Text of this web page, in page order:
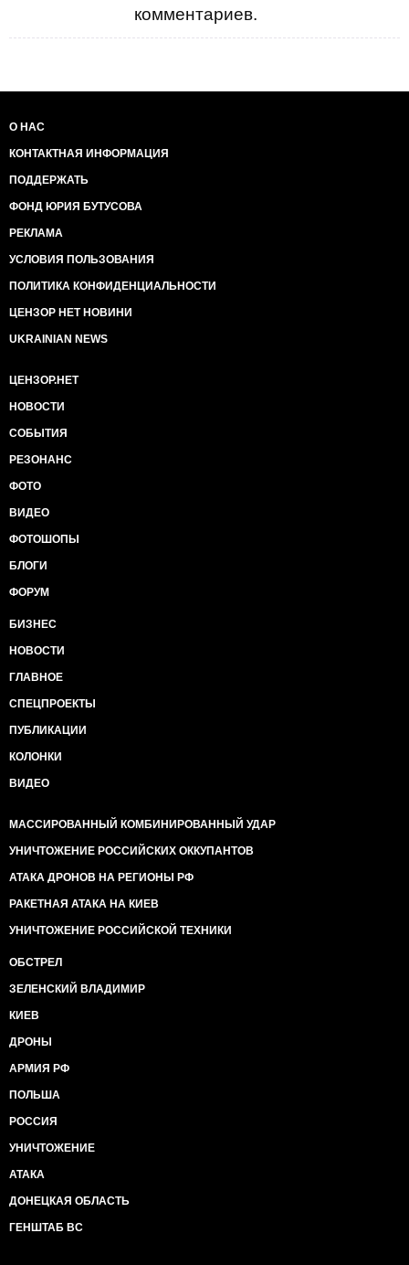
комментариев.
О НАС
КОНТАКТНАЯ ИНФОРМАЦИЯ
ПОДДЕРЖАТЬ
ФОНД ЮРИЯ БУТУСОВА
РЕКЛАМА
УСЛОВИЯ ПОЛЬЗОВАНИЯ
ПОЛИТИКА КОНФИДЕНЦИАЛЬНОСТИ
ЦЕНЗОР НЕТ НОВИНИ
UKRAINIAN NEWS
ЦЕНЗОР.НЕТ
НОВОСТИ
СОБЫТИЯ
РЕЗОНАНС
ФОТО
ВИДЕО
ФОТОШОПЫ
БЛОГИ
ФОРУМ
БИЗНЕС
НОВОСТИ
ГЛАВНОЕ
СПЕЦПРОЕКТЫ
ПУБЛИКАЦИИ
КОЛОНКИ
ВИДЕО
МАССИРОВАННЫЙ КОМБИНИРОВАННЫЙ УДАР
УНИЧТОЖЕНИЕ РОССИЙСКИХ ОККУПАНТОВ
АТАКА ДРОНОВ НА РЕГИОНЫ РФ
РАКЕТНАЯ АТАКА НА КИЕВ
УНИЧТОЖЕНИЕ РОССИЙСКОЙ ТЕХНИКИ
ОБСТРЕЛ
ЗЕЛЕНСКИЙ ВЛАДИМИР
КИЕВ
ДРОНЫ
АРМИЯ РФ
ПОЛЬША
РОССИЯ
УНИЧТОЖЕНИЕ
АТАКА
ДОНЕЦКАЯ ОБЛАСТЬ
ГЕНШТАБ ВС